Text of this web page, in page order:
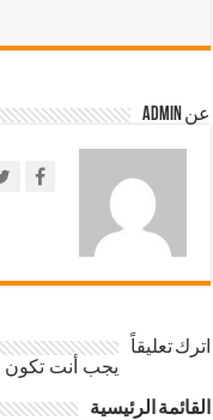
عن admin
اترك تعليقاً
يجب أنت تكون
القائمة الرئيسية